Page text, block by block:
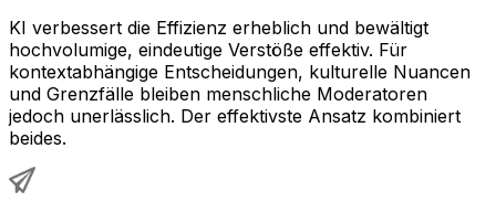
KI verbessert die Effizienz erheblich und bewältigt
hochvolumige, eindeutige Verstöße effektiv. Für
kontextabhängige Entscheidungen, kulturelle Nuancen
und Grenzfälle bleiben menschliche Moderatoren
jedoch unerlässlich. Der effektivste Ansatz kombiniert
beides.